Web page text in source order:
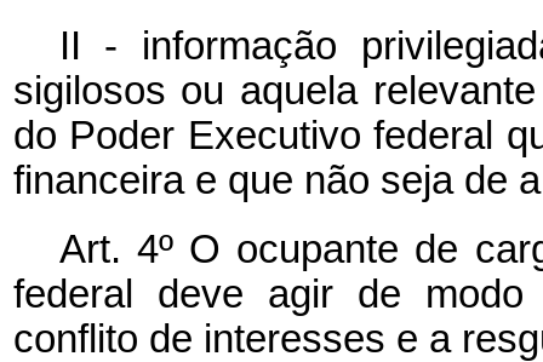
II - informação
sigilosos ou aquela
do Poder Executivo federal
financeira e que não seja de
Art. 4º O ocupante de
federal deve agir de
conflito de interesses e a